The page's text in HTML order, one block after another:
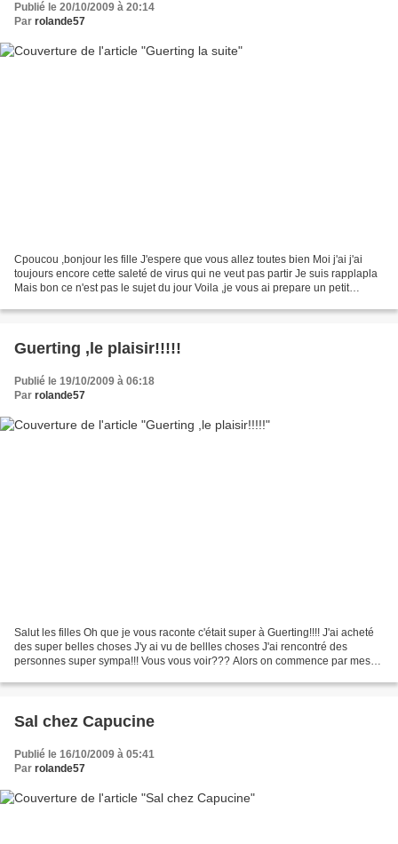
Publié le 20/10/2009 à 20:14
Par rolande57
Cpoucou ,bonjour les fille J'espere que vous allez toutes bien Moi j'ai j'ai
toujours encore cette saleté de virus qui ne veut pas partir Je suis rapplapla
Mais bon ce n'est pas le sujet du jour Voila ,je vous ai prepare un petit
Guerting ,le plaisir!!!!!
Publié le 19/10/2009 à 06:18
Par rolande57
Salut les filles Oh que je vous raconte c'était super à Guerting!!!! J'ai acheté
des super belles choses J'y ai vu de bellles choses J'ai rencontré des
personnes super sympa!!! Vous vous voir??? Alors on commence par mes
Sal chez Capucine
Publié le 16/10/2009 à 05:41
Par rolande57